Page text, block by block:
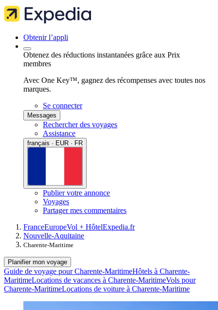
Obtenir l’appli
Obtenez des réductions instantanées grâce aux Prix
membres
Avec One Key™, gagnez des récompenses avec toutes nos
marques.
Se connecter
Messages
Rechercher des voyages
Assistance
français · EUR · FR
Publier votre annonce
Voyages
Partager mes commentaires
FranceEuropeVol + HôtelExpedia.fr
Nouvelle-Aquitaine
Charente-Maritime
Planifier mon voyage
Guide de voyage pour Charente-MaritimeHôtels à Charente-
MaritimeLocations de vacances à Charente-MaritimeVols pour
Charente-MaritimeLocations de voiture à Charente-Maritime